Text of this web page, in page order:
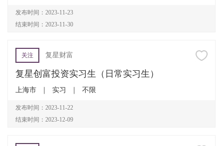
发布时间：2023-11-23
结束时间：2023-11-30
关注 复星财富
复星创富投资实习生（日常实习生）
上海市 实习 不限
发布时间：2023-11-22
结束时间：2023-12-09